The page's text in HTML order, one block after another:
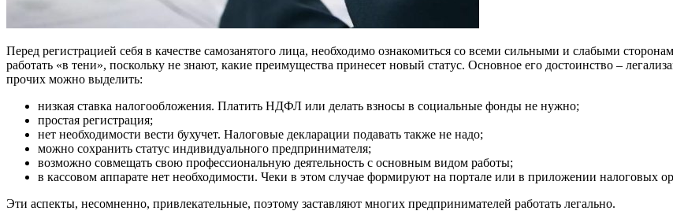
Перед регистрацией себя в качестве самозанятого лица, необходимо ознакомиться со всеми сильными и слабыми
работать «в тени», поскольку не знают, какие преимущества принесет новый статус. Основное его достоинство –
прочих можно выделить:
низкая ставка налогообложения. Платить НДФЛ или делать взносы в социальные фонды не нужно;
простая регистрация;
нет необходимости вести бухучет. Налоговые декларации подавать также не надо;
можно сохранить статус индивидуального предпринимателя;
возможно совмещать свою профессиональную деятельность с основным видом работы;
в кассовом аппарате нет необходимости. Чеки в этом случае формируют на портале или в приложении налоговых
Эти аспекты, несомненно, привлекательные, поэтому заставляют многих предпринимателей работать легально.